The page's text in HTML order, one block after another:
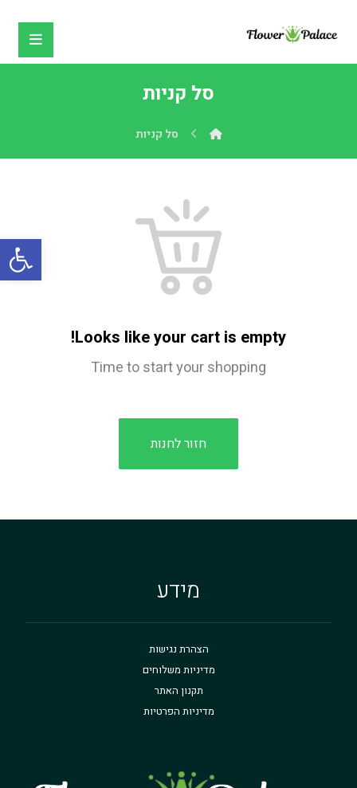
סל קניות
סל קניות
Looks like your cart is empty!
Time to start your shopping
חזור לחנות
מידע
הצהרת נגישות
מדיניות משלוחים
תקנון האתר
מדיניות הפרטיות